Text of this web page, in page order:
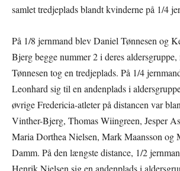
samlet tredjeplads blandt kvinderne på 1/4
På 1/8 jernmand blev Daniel Tønnesen og
Bjerg begge nummer 2 i deres
Tønnesen tog en tredjeplads. På 1/4
Leonhard sig til en andenplads i
øvrige Fredericia-atleter på distancen var
Vinther-Bjerg, Thomas Wiingreen, Jesper
Maria Dorthea Nielsen, Mark Maansson og
Damm. På den længste distance, 1/2
Henrik Nielsen sig en andenplads i